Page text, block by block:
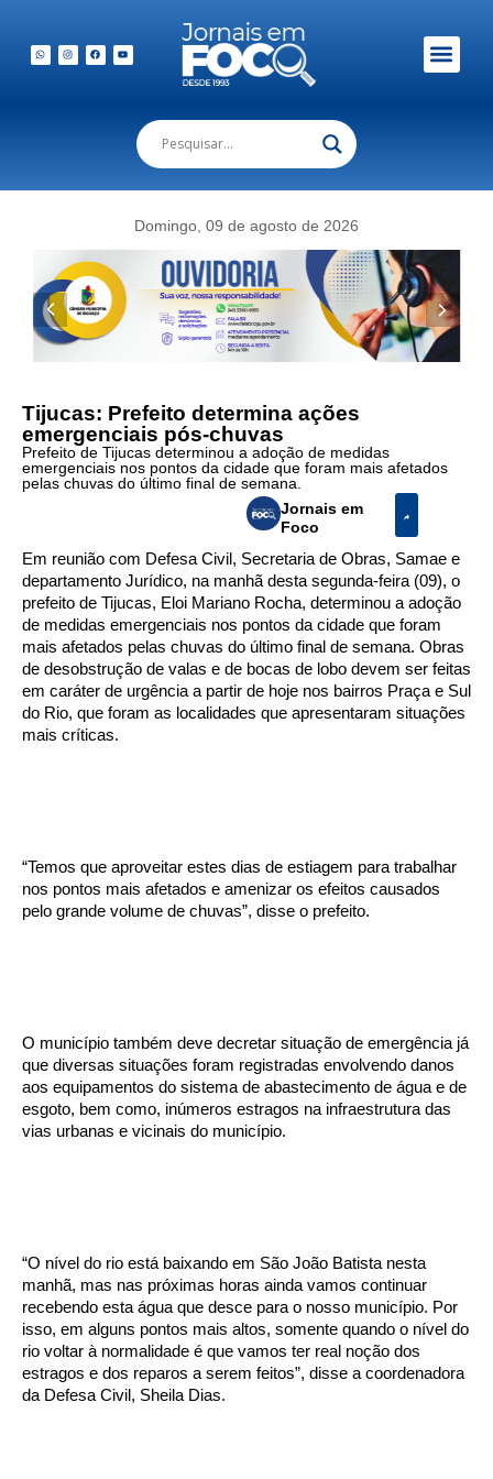
Domingo, 09 de agosto de 2026
Tijucas: Prefeito determina ações
emergenciais pós-chuvas
Prefeito de Tijucas determinou a adoção de medidas
emergenciais nos pontos da cidade que foram mais afetados
pelas chuvas do último final de semana.
Jornais em
Foco
Em reunião com Defesa Civil, Secretaria de Obras, Samae e
departamento Jurídico, na manhã desta segunda-feira (09), o
prefeito de Tijucas, Eloi Mariano Rocha, determinou a adoção
de medidas emergenciais nos pontos da cidade que foram
mais afetados pelas chuvas do último final de semana. Obras
de desobstrução de valas e de bocas de lobo devem ser feitas
em caráter de urgência a partir de hoje nos bairros Praça e Sul
do Rio, que foram as localidades que apresentaram situações
mais críticas.
“Temos que aproveitar estes dias de estiagem para trabalhar
nos pontos mais afetados e amenizar os efeitos causados
pelo grande volume de chuvas”, disse o prefeito.
O município também deve decretar situação de emergência já
que diversas situações foram registradas envolvendo danos
aos equipamentos do sistema de abastecimento de água e de
esgoto, bem como, inúmeros estragos na infraestrutura das
vias urbanas e vicinais do município.
“O nível do rio está baixando em São João Batista nesta
manhã, mas nas próximas horas ainda vamos continuar
recebendo esta água que desce para o nosso município. Por
isso, em alguns pontos mais altos, somente quando o nível do
rio voltar à normalidade é que vamos ter real noção dos
estragos e dos reparos a serem feitos”, disse a coordenadora
da Defesa Civil, Sheila Dias.